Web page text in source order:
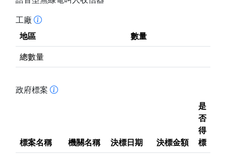
工廠
地區
數量
總數量
政府標案
標案名稱 機關名稱 決標日期 決標金額
是
否
得
標